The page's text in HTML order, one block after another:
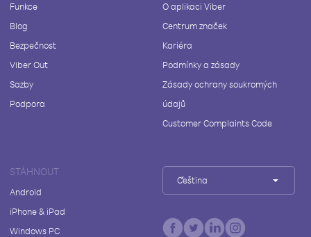
Funkce
Blog
Bezpečnost
Viber Out
Sazby
Podpora
O aplikaci Viber
Centrum značek
Kariéra
Podmínky a zásady
Zásady ochrany soukromých
údajů
Customer Complaints Code
STÁHNOUT
Android
iPhone & iPad
Windows PC
Čeština